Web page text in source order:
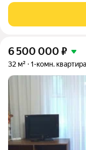
сделать ремонт для
жителей очень
6 500 000 ₽
32 м² 1-комн. квартира